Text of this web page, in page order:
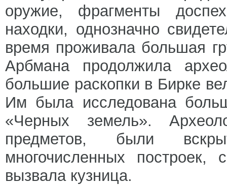
оружие, фрагменты
находки, однозначно
время проживала большая
Арбмана продолжила
большие раскопки в Бирке
Им была исследована
«Черных земель».
предметов, были
многочисленных построек,
вызвала кузница.